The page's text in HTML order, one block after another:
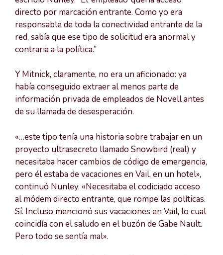
directo por marcación entrante. Como yo era
responsable de toda la conectividad entrante de la
red, sabía que ese tipo de solicitud era anormal y
contraria a la política.”
Y Mitnick, claramente, no era un aficionado: ya
había conseguido extraer al menos parte de
información privada de empleados de Novell antes
de su llamada de desesperación.
«…este tipo tenía una historia sobre trabajar en un
proyecto ultrasecreto llamado Snowbird (real) y
necesitaba hacer cambios de código de emergencia,
pero él estaba de vacaciones en Vail, en un hotel»,
continuó Nunley. «Necesitaba el codiciado acceso
al módem directo entrante, que rompe las políticas.
Sí. Incluso mencionó sus vacaciones en Vail, lo cual
coincidía con el saludo en el buzón de Gabe Nault.
Pero todo se sentía mal».